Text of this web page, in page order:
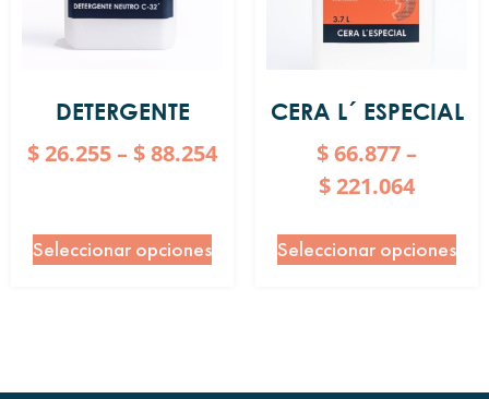
DETERGENTE
$26.255– $88.254
Seleccionar opciones
CERA L´ ESPECIAL
$66.877–
$221.064
Seleccionar opciones